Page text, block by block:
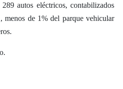
autos eléctricos, contabilizados
menos de 1% del parque vehicular